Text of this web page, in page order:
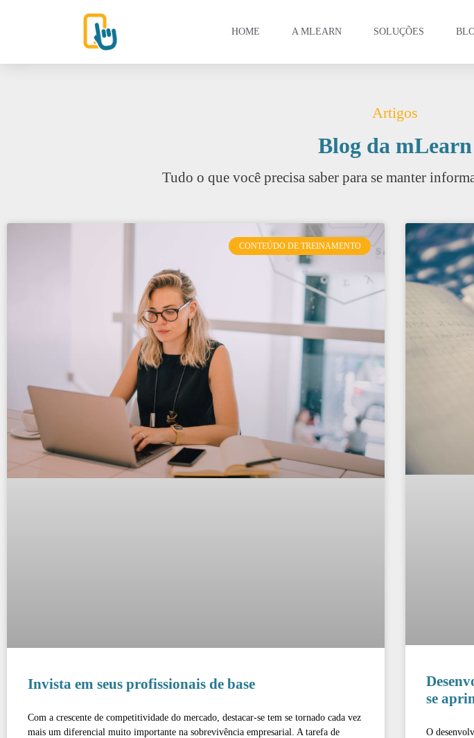
HOME A MLEARN SOLUÇÕES
Artigos
Blog da mLearn
Tudo o que você precisa saber para se manter
CONTEÚDO DE TREINAMENTO
Invista em seus profissionais de base
Com a crescente de competitividade do mercado, destacar-se tem se tornado cada vez
mais um diferencial muito importante na sobrevivência empresarial. A tarefa de
se
O